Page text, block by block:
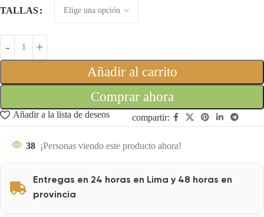
TALLAS
Añadir al carrito
Comprar ahora
Añadir a la lista de deseos compartir:
38 ¡Personas viendo este producto ahora!
Entregas en 24 horas en Lima y 48 horas en
provincia